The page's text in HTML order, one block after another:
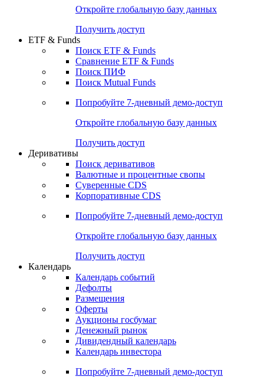
Откройте глобальную базу данных
Получить доступ
ETF & Funds
Поиск ETF & Funds
Сравнение ETF & Funds
Поиск ПИФ
Поиск Mutual Funds
Попробуйте 7-дневный демо-доступ
Откройте глобальную базу данных
Получить доступ
Деривативы
Поиск деривативов
Валютные и процентные свопы
Суверенные CDS
Корпоративные CDS
Попробуйте 7-дневный демо-доступ
Откройте глобальную базу данных
Получить доступ
Календарь
Календарь событий
Дефолты
Размещения
Оферты
Аукционы госбумаг
Денежный рынок
Дивидендный календарь
Календарь инвестора
Попробуйте 7-дневный демо-доступ